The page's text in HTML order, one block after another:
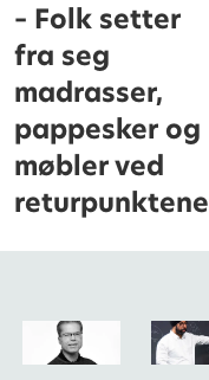
– Folk setter
fra seg
madrasser,
pappesker og
møbler ved
returpunktene